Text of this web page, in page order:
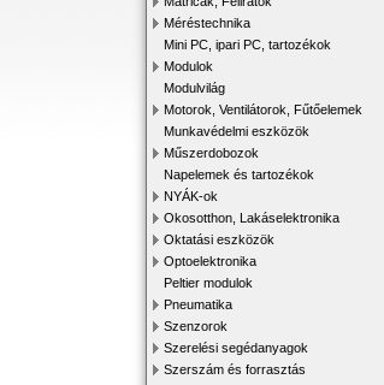
Méréstechnika
Mini PC, ipari PC, tartozékok
Modulok
Modulvilág
Motorok, Ventilátorok, Fűtőelemek
Munkavédelmi eszközök
Műszerdobozok
Napelemek és tartozékok
NYÁK-ok
Okosotthon, Lakáselektronika
Oktatási eszközök
Optoelektronika
Peltier modulok
Pneumatika
Szenzorok
Szerelési segédanyagok
Szerszám és forrasztás